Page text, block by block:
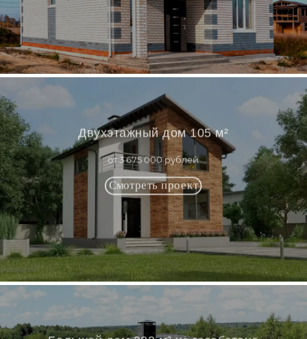
Двухэтажный дом 105 м²
от 3 675 000 рублей